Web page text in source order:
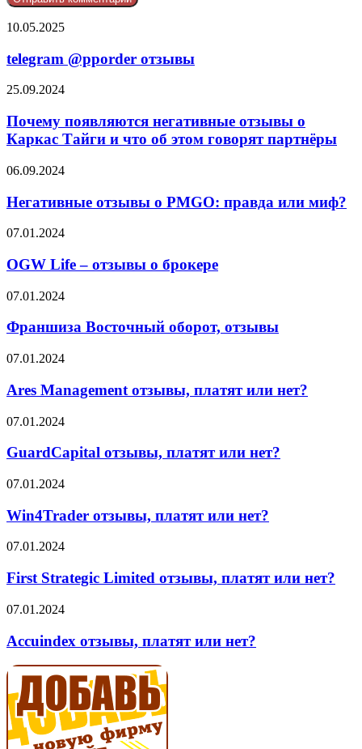
telegram
отзывы
10.05.2025
telegram @pporder отзывы
Почему
негативные
отзывы
о
Тайги
что
этом
партнёры
25.09.2024
Почему появляются негативные отзывы о
Каркас Тайги и что об этом говорят партнёры
Негативные
о
PMGO:
правда
миф?
06.09.2024
Негативные отзывы о PMGO: правда или миф?
OGW
–
отзывы
о
брокере
07.01.2024
OGW Life – отзывы о брокере
Франшиза
оборот,
отзывы
07.01.2024
Франшиза Восточный оборот, отзывы
Ares
отзывы,
платят
или
нет?
07.01.2024
Ares Management отзывы, платят или нет?
GuardCapital
платят
нет?
07.01.2024
GuardCapital отзывы, платят или нет?
Win4Trader
платят
или
нет?
07.01.2024
Win4Trader отзывы, платят или нет?
First
Limited
платят
нет?
07.01.2024
First Strategic Limited отзывы, платят или нет?
Accuindex
платят
или
нет?
07.01.2024
Accuindex отзывы, платят или нет?